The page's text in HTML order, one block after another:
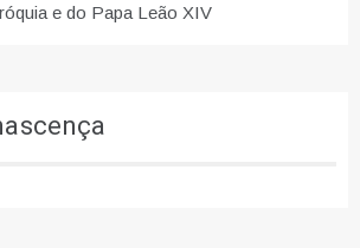
e do Papa Leão XIV